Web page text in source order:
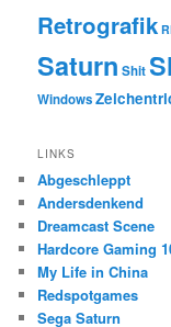
Retrografik
Saturn Shit
Windows
LINKS
Abgeschleppt
Andersdenkend
Dreamcast Scene
Hardcore Gaming
My Life in China
Redspotgames
Sega Saturn